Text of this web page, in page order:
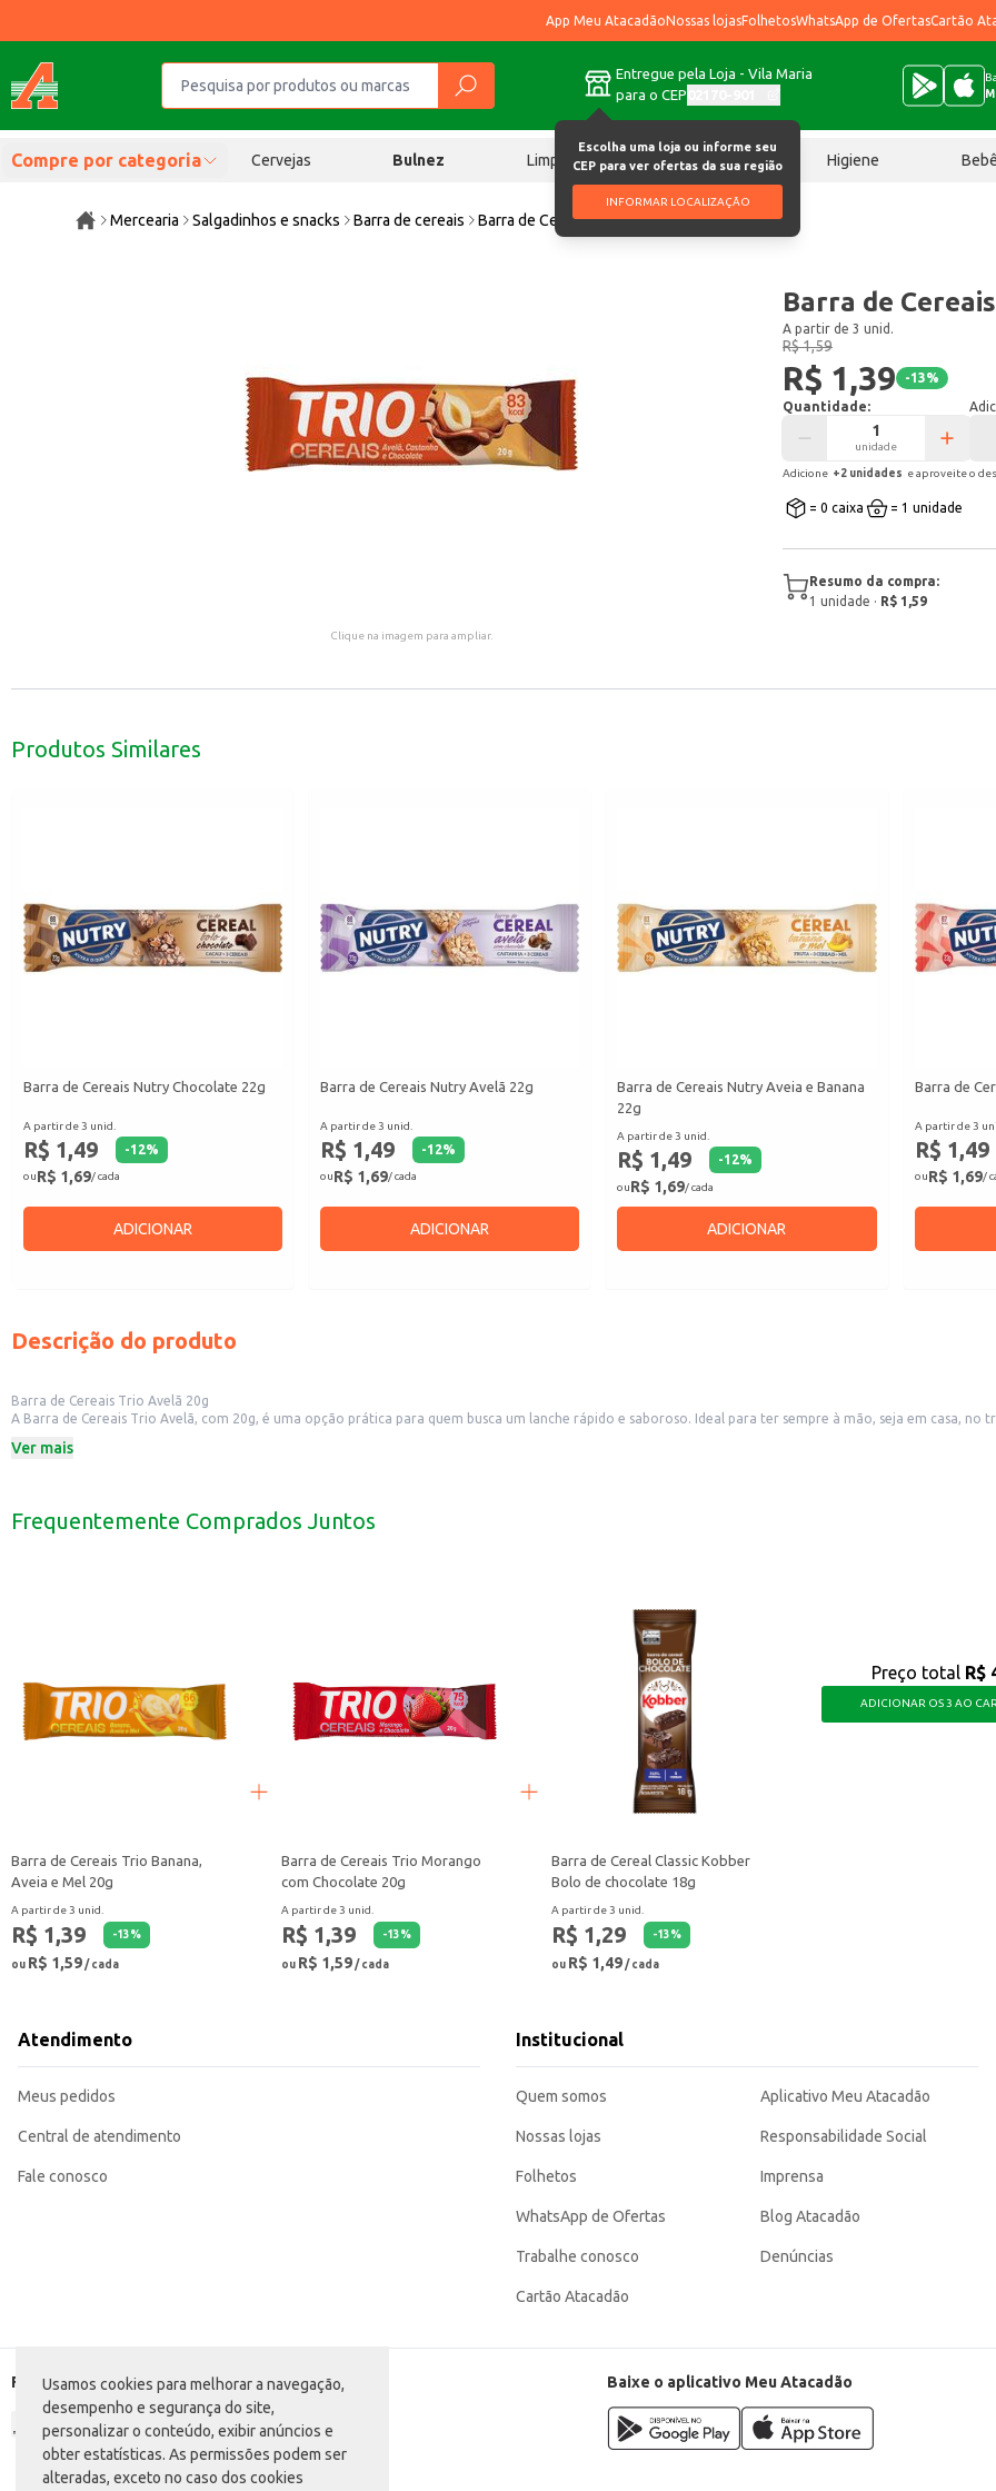
Usamos cookies para melhorar a navegação,
desempenho e segurança do site,
personalizar o conteúdo, exibir anúncios e
obter estatísticas. As permissões podem ser
alteradas, exceto no caso dos cookies
App Meu AtacadãoNossas lojasFolhetosWhatsApp de OfertasCartão
Entregue pela Loja - Vila Maria
para o CEP
Escolha uma loja ou informe seu
CEP para ver ofertas da sua região
INFORMAR LOCALIZAÇÃO
Compre por categoria Cervejas Bulnez Limpeza Chocolates Higiene
Mercearia Salgadinhos e snacks Barra de cereais Barra de Cereais Trio Avelã 20g
Clique na imagem para ampliar.
Barra de
A partir de 3 unid.
R$ 1,59
R$ 1,39 -13%
Quantidade:
unidade
Adicione +2 unidades e aproveite o
= 0 caixa = 1 unidade
Resumo da compra:
1 unidade · R$ 1,59
Produtos Similares
Barra de Cereais Nutry Chocolate 22g
A partir de 3 unid.
R$ 1,49 -12%
ouR$ 1,69/ cada
ADICIONAR
Barra de Cereais Nutry Avelã 22g
A partir de 3 unid.
R$ 1,49 -12%
ouR$ 1,69/ cada
ADICIONAR
Barra de Cereais Nutry Aveia e Banana
22g
A partir de 3 unid.
R$ 1,49 -12%
ouR$ 1,69/ cada
ADICIONAR
Barra de
A partir de 3
R$ 1,49
ouR$ 1,69/
Descrição do produto
Barra de Cereais Trio Avelã 20g
A Barra de Cereais Trio Avelã, com 20g, é uma opção prática para quem busca um lanche rápido e saboroso. Ideal para ter sempre à mão, seja em casa, no
Dicas de Uso:
A Barra de Cereais Trio Avelã é uma opção para quem busca praticidade e sabor no dia a dia.
Ver mais
Frequentemente Comprados Juntos
Barra de Cereais Trio Banana,
Aveia e Mel 20g
A partir de 3 unid.
R$ 1,39 -13%
ou R$ 1,59/ cada
Barra de Cereais Trio Morango
com Chocolate 20g
A partir de 3 unid.
R$ 1,39 -13%
ou R$ 1,59/ cada
Barra de Cereal Classic Kobber
Bolo de chocolate 18g
A partir de 3 unid.
R$ 1,29 -13%
ou R$ 1,49/ cada
Preço total R$
ADICIONAR OS 3 AO
Atendimento
Meus pedidos
Central de atendimento
Fale conosco
Institucional
Quem somos
Nossas lojas
Folhetos
WhatsApp de Ofertas
Trabalhe conosco
Cartão Atacadão
Aplicativo Meu Atacadão
Responsabilidade Social
Imprensa
Blog Atacadão
Denúncias
Formas de pagamento Baixe o aplicativo Meu Atacadão